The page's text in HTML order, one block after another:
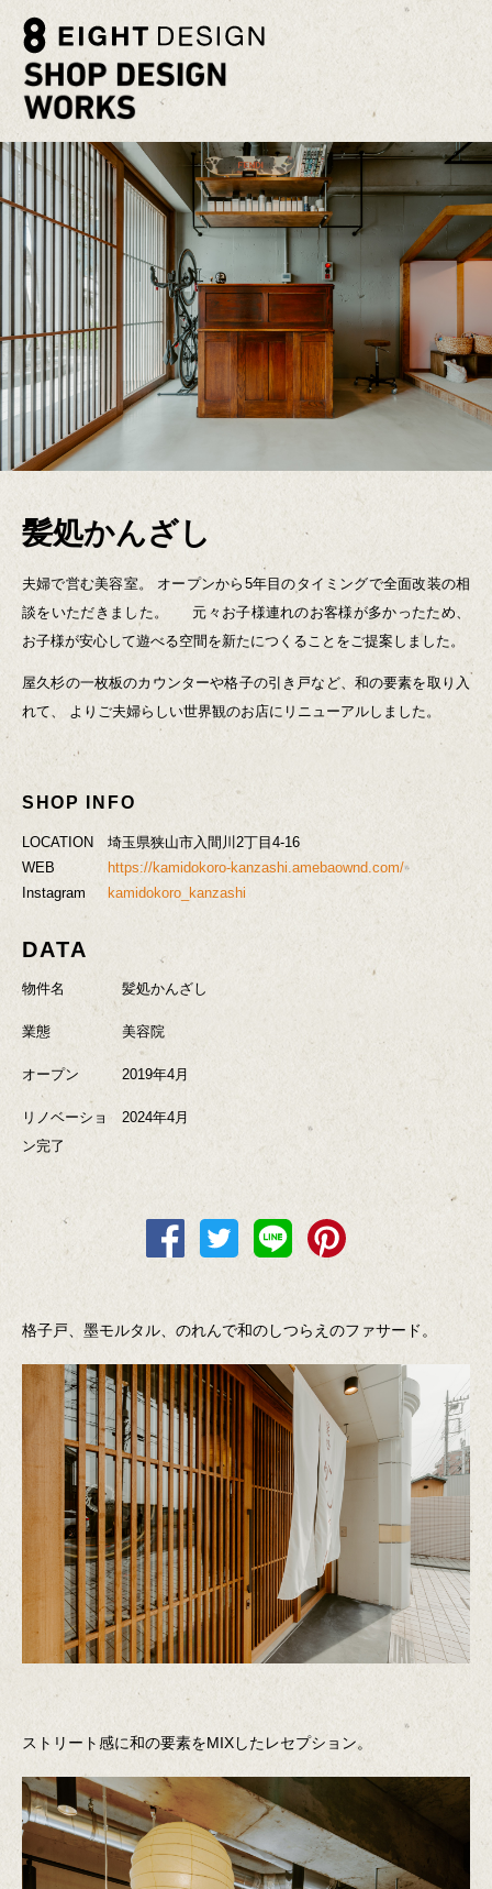
髪処かんざし
夫婦で営む美容室。
オープンから5年目のタイミングで全面改装の相
談をいただきました。
元々お子様連れのお客様が多かったため、
お子様が安心して遊べる空間を新たにつくることをご提案しました。
屋久杉の一枚板のカウンターや格子の引き戸など、和の要素を取り入
れて、
よりご夫婦らしい世界観のお店にリニューアルしました。
SHOP INFO
LOCATION
埼玉県狭山市入間川2丁目4-16
WEB
https://kamidokoro-kanzashi.amebaownd.com/
Instagram
kamidokoro_kanzashi
DATA
物件名 髪処かんざし
業態 美容院
オープン 2019年4月
リノベーショ
ン完了
2024年4月
格子戸、墨モルタル、のれんで和のしつらえのファサード。
ストリート感に和の要素をMIXしたレセプション。